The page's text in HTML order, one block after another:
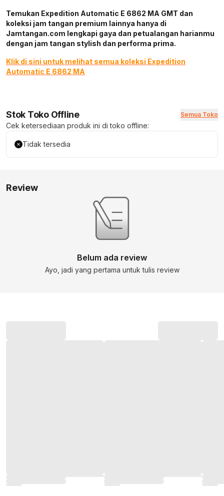
Temukan Expedition Automatic E 6862 MA GMT dan
koleksi jam tangan premium lainnya hanya di
Jamtangan.com lengkapi gaya dan petualangan harianmu
dengan jam tangan stylish dan performa prima.
Klik di sini untuk melihat semua koleksi Expedition
Automatic E 6862 MA
Stok Toko Offline Semua Toko
Cek ketersediaan produk ini di toko offline:
Tidak tersedia
Review
Belum ada review
Ayo, jadi yang pertama untuk tulis review